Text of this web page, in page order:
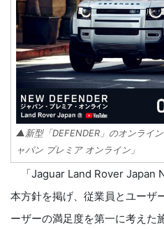
▲新型「DEFENDER」のオンライ
ャパン プレミア オンライン」
「Jaguar Land Rover Japan
本方針を掲げ、従業員とユーザ
ーザーの満足度を第一に考えた